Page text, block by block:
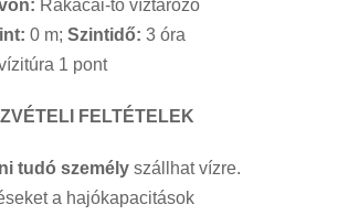
Rakacai-tó víztározó
0 m; Szintidő: 3 óra
1 pont
FELTÉTELEK
tudó személy szállhat vízre.
a hajókapacitások